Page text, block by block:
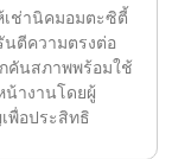
เช่านิคมอมตะซิตี้
นตีความตรงต่อ
คันสภาพพร้อมใช้
างานโดยผู้
พื่อประสิทธิ